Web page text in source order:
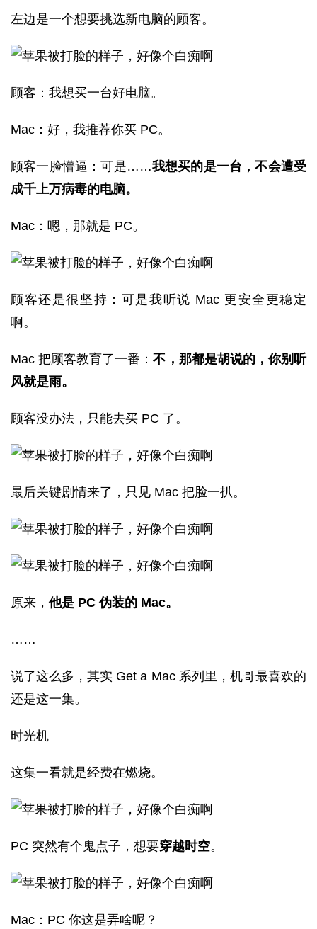
左边是一个想要挑选新电脑的顾客。
顾客：我想买一台好电脑。
Mac：好，我推荐你买 PC。
顾客一脸懵逼：可是……我想买的是一台，不会遭受
成千上万病毒的电脑。
Mac：嗯，那就是 PC。
顾客还是很坚持：可是我听说 Mac 更安全更稳定
啊。
Mac 把顾客教育了一番：不，那都是胡说的，你别听
风就是雨。
顾客没办法，只能去买 PC 了。
最后关键剧情来了，只见 Mac 把脸一扒。
原来， 他是 PC 伪装的 Mac。
……
说了这么多，其实 Get a Mac 系列里，机哥最喜欢的
还是这一集。
时光机
这集一看就是经费在燃烧。
PC 突然有个鬼点子，想要穿越时空。
Mac：PC 你这是弄啥呢？